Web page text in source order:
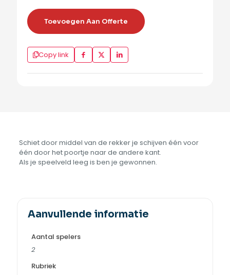
Toevoegen Aan Offerte
Copy link
Schiet door middel van de rekker je schijven één voor
één door het poortje naar de andere kant.
Als je speelveld leeg is ben je gewonnen.
Aanvullende informatie
Aantal spelers
2
Rubriek